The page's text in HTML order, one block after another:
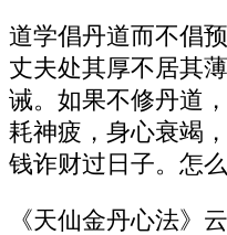
道学倡丹道而不倡
丈夫处其厚不居其
诫。如果不修丹道
耗神疲，身心衰竭
钱诈财过日子。怎
《天仙金丹心法》